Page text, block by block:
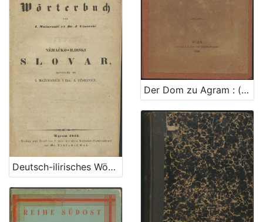
Der Dom zu Agram : (mit 1 Tafel und XXVII Holzschnitten) / beschrieben von Karl Weiss ; [autor crteža J. Lippert]
Deutsch-ilirisches Wörterbuch / sastavljen po I. Mažuraniću i J. Užareviću